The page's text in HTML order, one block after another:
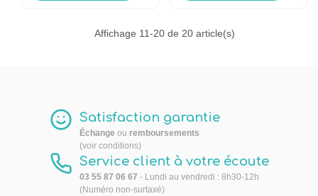
Affichage 11-20 de 20 article(s)
Satisfaction garantie
Échange ou remboursements
(voir conditions)
Service client à votre écoute
03 55 87 06 67 - Lundi au vendredi : 8h30-12h
(Numéro non-surtaxé)